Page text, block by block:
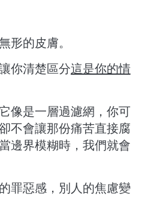
形的皮膚。
你清楚區分這是你的情
像是一層過濾網，你可
不會讓那份痛苦直接腐
邊界模糊時，我們就會
罪惡感，別人的焦慮變